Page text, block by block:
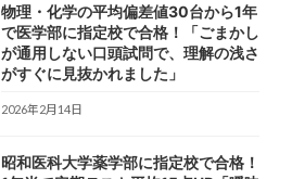
物理・化学の平均偏差値30台から1年
で医学部に指定校で合格！「ごまかし
が通用しない口頭試問で、理解の浅さ
がすぐに見抜かれました」
2026年2月14日
昭和医科大学薬学部に指定校で合格！